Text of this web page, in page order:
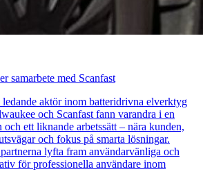
samarbete med Scanfast
aktör inom batteridrivna elverktyg
och Scanfast fann varandra i en
och ett liknande arbetssätt – nära kunden,
och fokus på smarta lösningar.
lyfta fram användarvänliga och
för professionella användare inom